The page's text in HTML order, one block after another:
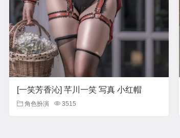
[一笑芳香沁] 芊川一笑 写真 小红帽
角色扮演 3515